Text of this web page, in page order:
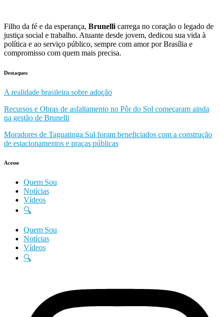
Filho da fé e da esperança, Brunelli carrega no coração o legado de
justiça social e trabalho. Atuante desde jovem, dedicou sua vida à
política e ao serviço público, sempre com amor por Brasília e
compromisso com quem mais precisa.
Destaques
A realidade brasileira sobre adoção
Recursos e Obras de asfaltamento no Pôr do Sol começaram ainda
na gestão de Brunelli
Moradores de Taguatinga Sul foram beneficiados com a construção
de estacionamentos e praças públicas
Acesse
Quem Sou
Notícias
Vídeos
🔍
Quem Sou
Notícias
Vídeos
🔍